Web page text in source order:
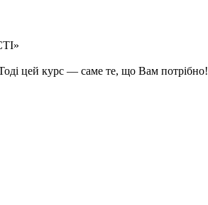
Тоді цей курс — саме те, що Вам потрібно!